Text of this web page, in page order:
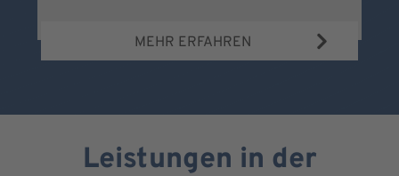
MEHR ERFAHREN
Leistungen in der